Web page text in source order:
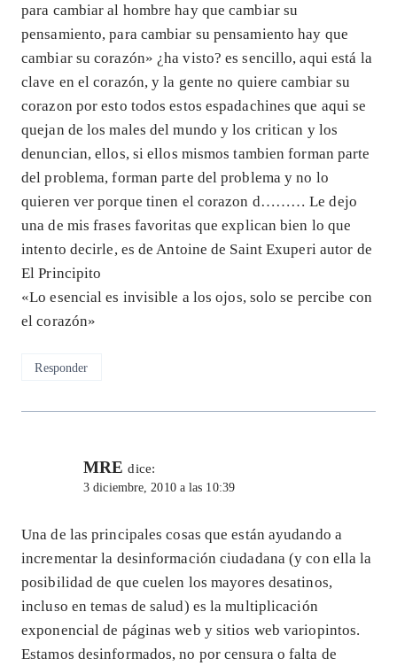
para cambiar al hombre hay que cambiar su
pensamiento, para cambiar su pensamiento hay que
cambiar su corazón» ¿ha visto? es sencillo, aqui está la
clave en el corazón, y la gente no quiere cambiar su
corazon por esto todos estos espadachines que aqui se
quejan de los males del mundo y los critican y los
denuncian, ellos, si ellos mismos tambien forman parte
del problema, forman parte del problema y no lo
quieren ver porque tinen el corazon d……… Le dejo
una de mis frases favoritas que explican bien lo que
intento decirle, es de Antoine de Saint Exuperi autor de
El Principito
«Lo esencial es invisible a los ojos, solo se percibe con
el corazón»
Responder
MRE dice:
3 diciembre, 2010 a las 10:39
Una de las principales cosas que están ayudando a
incrementar la desinformación ciudadana (y con ella la
posibilidad de que cuelen los mayores desatinos,
incluso en temas de salud) es la multiplicación
exponencial de páginas web y sitios web variopintos.
Estamos desinformados, no por censura o falta de